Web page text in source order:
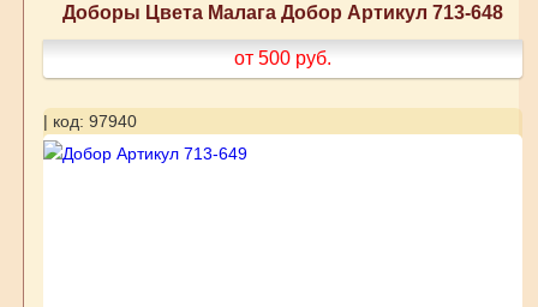
Доборы Цвета Малага Добор Артикул 713-648
от 500 руб.
| код: 97940